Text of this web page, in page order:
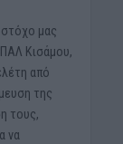
μας
Κισάμου,
από
της
τους,
να